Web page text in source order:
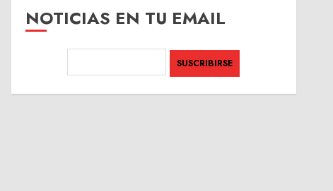
NOTICIAS EN TU EMAIL